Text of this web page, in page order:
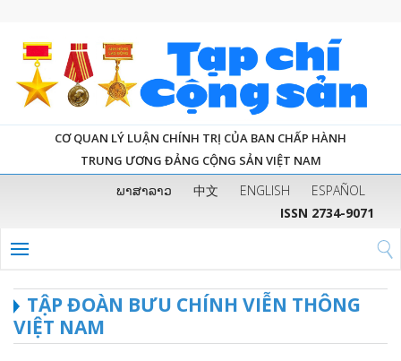
CƠ QUAN LÝ LUẬN CHÍNH TRỊ CỦA BAN CHẤP HÀNH
TRUNG ƯƠNG ĐẢNG CỘNG SẢN VIỆT NAM
ພາສາລາວ 中文 ENGLISH
ESPAÑOL
ISSN 2734-9071
TẬP ĐOÀN BƯU CHÍNH VIỄN THÔNG
VIỆT NAM